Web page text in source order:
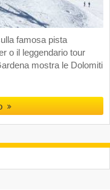
famosa pista
o il leggendario tour
mostra le Dolomiti